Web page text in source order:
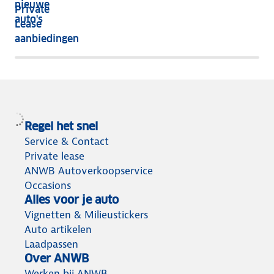
Private
Lease
aanbiedingen
nog
het
meeste
nieuwe
auto's
Regel het snel
Service & Contact
Private lease
ANWB Autoverkoopservice
Occasions
Alles voor je auto
Vignetten & Milieustickers
Auto artikelen
Laadpassen
Over ANWB